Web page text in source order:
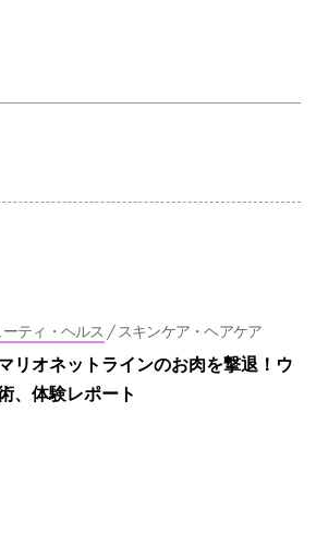
ーティ・ヘルス / スキンケア・ヘアケア
リオネットラインのお肉を撃退！ウ
、体験レポート